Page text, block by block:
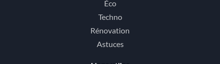
Éco
Techno
Rénovation
Astuces